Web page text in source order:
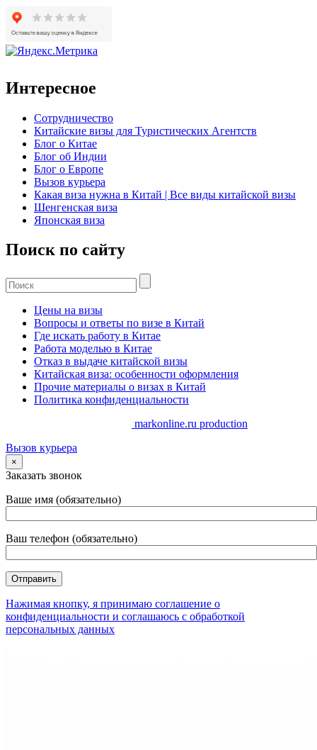
Интересное
Сотрудничество
Китайские визы для Туристических Агентств
Блог о Китае
Блог об Индии
Блог о Европе
Вызов курьера
Какая виза нужна в Китай | Все виды китайской визы
Шенгенская виза
Японская виза
Поиск по сайту
Цены на визы
Вопросы и ответы по визе в Китай
Где искать работу в Китае
Работа моделью в Китае
Отказ в выдаче китайской визы
Китайская виза: особенности оформления
Прочие материалы о визах в Китай
Политика конфиденциальности
markonline.ru production
Вызов курьера
×
Заказать звонок
Ваше имя (обязательно)
Ваш телефон (обязательно)
Нажимая кнопку, я принимаю соглашение о
конфиденциальности и соглашаюсь с обработкой
персональных данных